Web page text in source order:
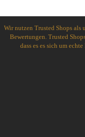
Wir nutzen Trusted Shops
Bewertungen. Trusted
dass es es sich um